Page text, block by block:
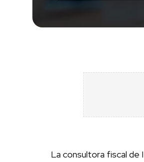
La consultora fiscal de